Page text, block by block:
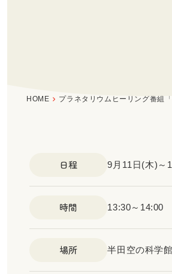
HOME プラネタリウムヒーリング番組
日程 9月11日(木)～
時間 13:30～14:00
場所 半田空の科学館